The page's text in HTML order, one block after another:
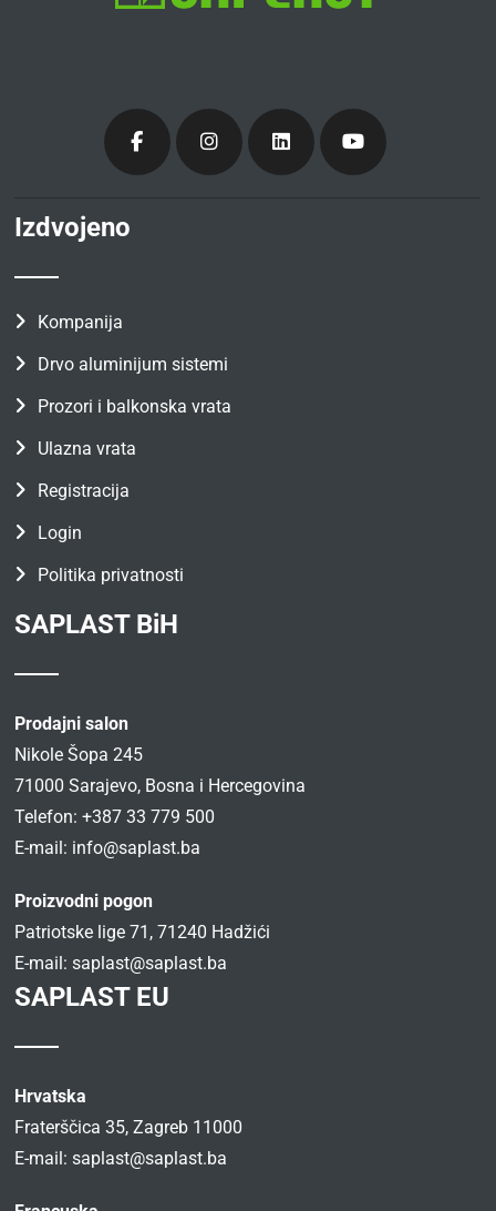
Izdvojeno
Kompanija
Drvo aluminijum sistemi
Prozori i balkonska vrata
Ulazna vrata
Registracija
Login
Politika privatnosti
SAPLAST BiH
Prodajni salon
Nikole Šopa 245
71000 Sarajevo, Bosna i Hercegovina
Telefon: +387 33 779 500
E-mail: info@saplast.ba
Proizvodni pogon
Patriotske lige 71, 71240 Hadžići
E-mail:saplast@saplast.ba
SAPLAST EU
Hrvatska
Fraterščica 35, Zagreb 11000
E-mail:saplast@saplast.ba